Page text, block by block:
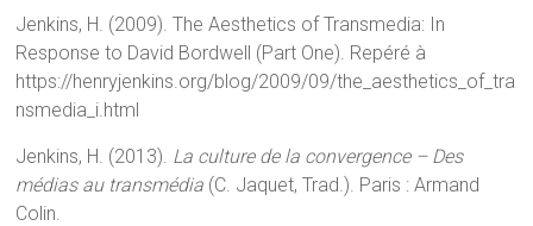
Jenkins, H. (2009). The Aesthetics of Transmedia: In
Response to David Bordwell (Part One). Repéré à
https://henryjenkins.org/blog/2009/09/the_aesthetics_of_tra
nsmedia_i.html
Jenkins, H. (2013). La culture de la convergence – Des
médias au transmédia (C. Jaquet, Trad.). Paris : Armand
Colin.